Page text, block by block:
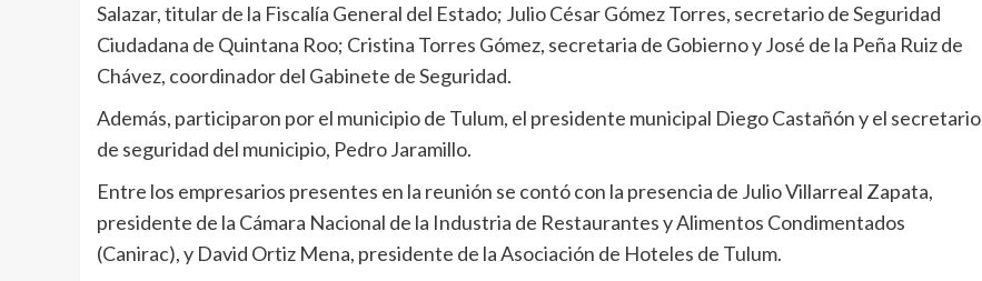
Salazar, titular de la Fiscalía General del Estado; Julio César Gómez Torres, secretario de Seguridad
Ciudadana de Quintana Roo; Cristina Torres Gómez, secretaria de Gobierno y José de la Peña Ruiz de
Chávez, coordinador del Gabinete de Seguridad.
Además, participaron por el municipio de Tulum, el presidente municipal Diego Castañón y el secretario
de seguridad del municipio, Pedro Jaramillo.
Entre los empresarios presentes en la reunión se contó con la presencia de Julio Villarreal Zapata,
presidente de la Cámara Nacional de la Industria de Restaurantes y Alimentos Condimentados
(Canirac), y David Ortiz Mena, presidente de la Asociación de Hoteles de Tulum.